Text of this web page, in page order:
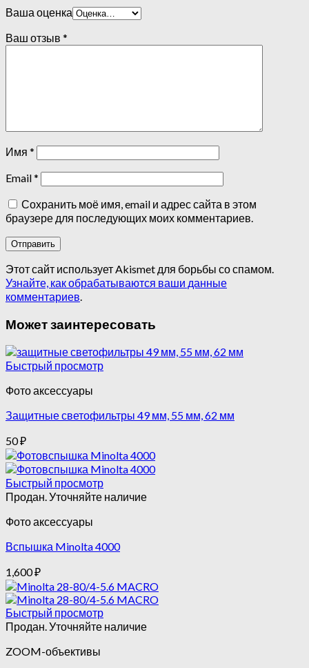
Ваша оценка
Ваш отзыв *
Имя *
Email*
Сохранить моё имя, email и адрес сайта в этом
браузере для последующих моих комментариев.
Этот сайт использует Akismet для борьбы со спамом.
Узнайте, как обрабатываются ваши данные
комментариев
Может заинтересовать
Быстрый просмотр
Фото аксессуары
Защитные светофильтры 49 мм, 55 мм, 62 мм
50₽
Быстрый просмотр
Продан. Уточняйте наличие
Фото аксессуары
Вспышка Minolta 4000
1,600₽
Быстрый просмотр
Продан. Уточняйте наличие
ZOOM-объективы